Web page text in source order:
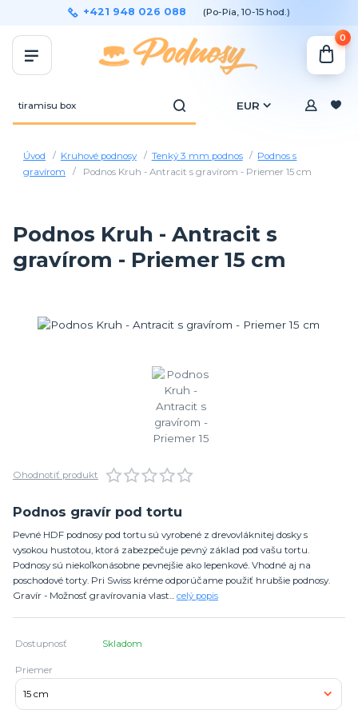
EUR
+421 948 026 088 (Po-Pia, 10-15 hod.)
0
Úvod Kruhové podnosy Tenký 3 mm podnos
Podnos s
gravírom
Podnos Kruh - Antracit s gravírom - Priemer 15 cm
Podnos Kruh - Antracit s
gravírom - Priemer 15 cm
Ohodnotiť produkt
Podnos gravír pod tortu
Pevné HDF podnosy pod tortu sú vyrobené z drevovláknitej dosky s
vysokou hustotou, ktorá zabezpečuje pevný základ pod vašu tortu.
Podnosy sú niekoľkonásobne pevnejšie ako lepenkové. Vhodné aj na
poschodové torty. Pri Swiss kréme odporúčame použiť hrubšie podnosy.
Gravír - Možnosť gravírovania vlast... celý popis
Dostupnosť Skladom
Priemer